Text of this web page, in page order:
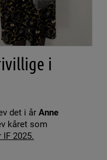
i
det i år Anne
kåret som
2025.